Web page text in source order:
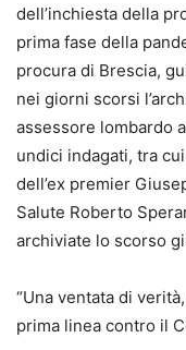
dell’inchiesta della
prima fase della
procura di Brescia,
nei giorni scorsi
assessore lombardo
undici indagati, tra
dell’ex premier
Salute Roberto
archiviate lo scorso
“Una ventata di
prima linea contro il